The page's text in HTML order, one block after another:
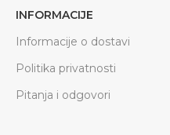
INFORMACIJE
Informacije o dostavi
Politika privatnosti
Pitanja i odgovori